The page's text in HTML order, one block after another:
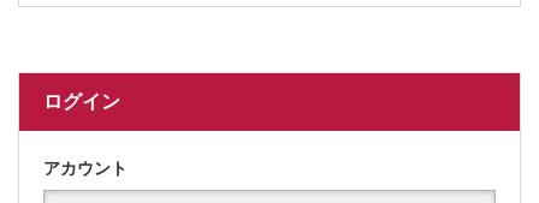
ログイン
アカウント